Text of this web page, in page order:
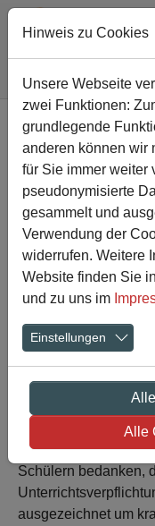
Zum Hauptinhalt
Sie sind hier:
Gesamtschule
Ehrung
05.07.2016
Auch in diesem Jahr
sich wieder bei
Schülern bedanken,
ausgezeichnet um
Hinweis zu Cookies
Unsere Webseite
zwei Funktionen:
grundlegende
anderen können wir
für Sie immer weiter
pseudonymisierte
gesammelt und
Verwendung der
widerrufen. Weitere
Website finden Sie
und zu uns im
Einstellungen
Alle